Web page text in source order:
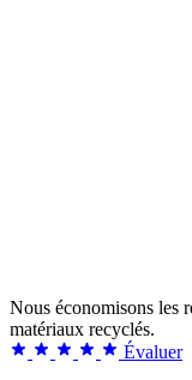
Nous économisons les
matériaux recyclés.
Évaluer